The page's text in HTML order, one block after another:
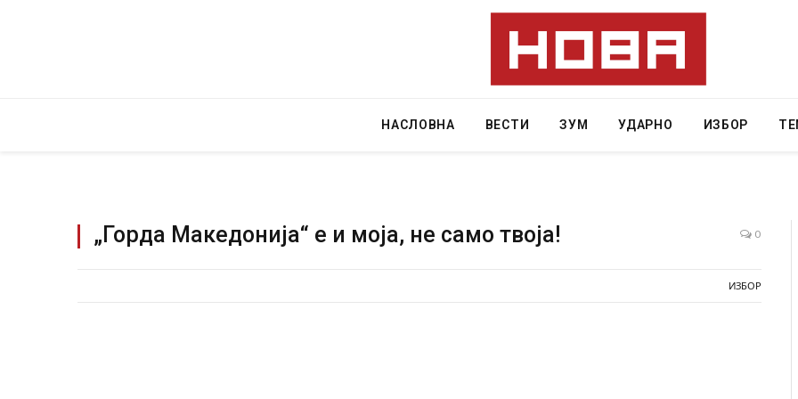
НАСЛОВНА ВЕСТИ ЗУМ УДАРНО ИЗБОР
„Горда Македонија“ e и моја, не само твоја! 0
ИЗБОР